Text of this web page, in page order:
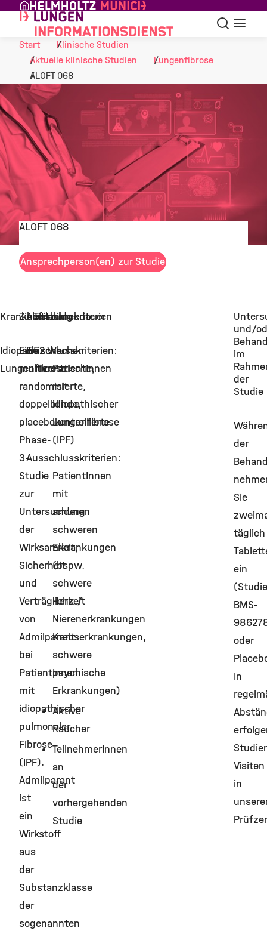
Skip to Content
Suche
Start
Klinische Studien
Aktuelle klinische Studien
Lungenfibrose
ALOFT 068
ALOFT 068
Ansprechperson(en) zur Studie
Krankheitsbild
Idiopathische
Lungenfibrose
Zielsetzung
Eine
multizentrische,
randomisierte,
doppelblinde,
placebokontrollierte
Phase-
3-
Studie
zur
Untersuchung
der
Wirksamkeit,
Sicherheit
und
Verträglichkeit
von
Admilparant
bei
PatientInnen
mit
idiopathischer
pulmonaler
Fibrose
(IPF).
Admilparant
ist
ein
Wirkstoff
aus
der
Substanzklasse
der
sogenannten
Aufnahmekriterien
Einschlusskriterien:
PatientInnen
mit
idiopathischer
Lungenfibrose
(IPF)
Ausschlusskriterien:
PatientInnen
mit
anderen
schweren
Erkrankungen
(bspw.
schwere
Herz-/
Nierenerkrankungen
Krebserkrankungen,
schwere
psychische
Erkrankungen)
Aktive
Raucher
TeilnehmerInnen
an
der
vorhergehenden
Studie
Teilnahmedauer
52 Wochen
und/
im
der
Studie
der
Sie
täglich
ein
BMS-
oder
In
Visiten
in